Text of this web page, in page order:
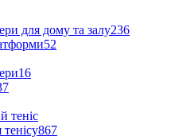
для дому та залу236
52
16
теніс
867